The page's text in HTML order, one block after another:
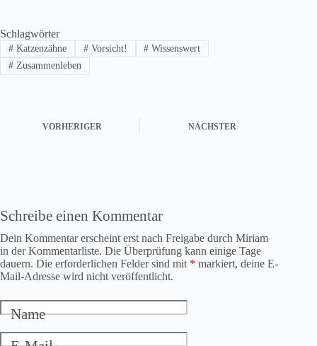
Schlagwörter
#Katzenzähne #Vorsicht! # Wissenswert
#Zusammenleben
VORHERIGER NÄCHSTER
Schreibe einen Kommentar
Dein Kommentar erscheint erst nach Freigabe durch Miriam
in der Kommentarliste. Die Überprüfung kann einige Tage
dauern. Die erforderlichen Felder sind mit * markiert, deine E-
Mail-Adresse wird nicht veröffentlicht.
Name